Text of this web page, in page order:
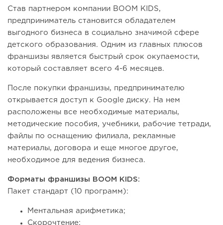
Став партнером компании BOOM KIDS,
предприниматель становится обладателем
выгодного бизнеса в социально значимой сфере
детского образования. Одним из главных плюсов
франшизы является быстрый срок окупаемости,
который составляет всего 4-6 месяцев.
После покупки франшизы, предпринимателю
открывается доступ к Google диску. На нем
расположены все необходимые материалы,
методические пособия, учебники, рабочие тетради,
файлы по оснащению филиала, рекламные
материалы, договора и еще многое другое,
необходимое для ведения бизнеса.
Форматы франшизы BOOM KIDS:
Пакет стандарт (10 программ):
Ментальная арифметика;
Скорочтение;